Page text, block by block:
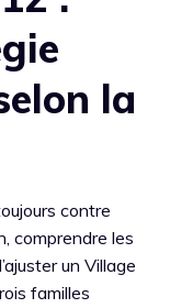
la
contre
comprendre les
un Village
familles